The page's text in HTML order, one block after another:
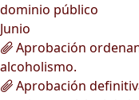
dominio público
Junio
Aprobación
alcoholismo.
Aprobación